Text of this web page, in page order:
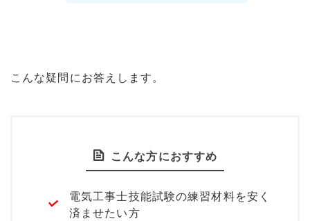
こんな疑問にお答えします。
こんな方におすすめ
電気工事士技能試験の練習材料を安く
済ませたい方